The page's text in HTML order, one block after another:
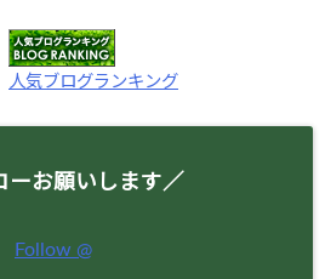
人気ブログランキング
ーお願いします／
Follow @